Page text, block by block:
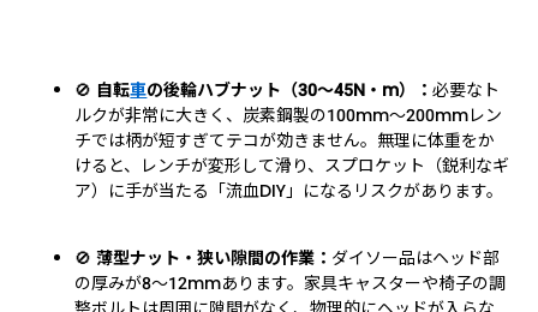
🚫 自転車の後輪ハブナット（30〜45N・m）：必要なト
ルクが非常に大きく、炭素鋼製の100mm〜200mmレン
チでは柄が短すぎてテコが効きません。無理に体重をか
けると、レンチが変形して滑り、スプロケット（鋭利なギ
ア）に手が当たる「流血DIY」になるリスクがあります。
🚫薄型ナット・狭い隙間の作業： ダイソー品はヘッド部
の厚みが8〜12mmあります。家具キャスターや椅子の調